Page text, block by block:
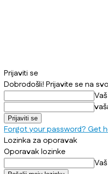
Prijaviti se
Dobrodošli! Prijavite se na
Forgot your password? Get
Lozinka za oporavak
Oporavak lozinke